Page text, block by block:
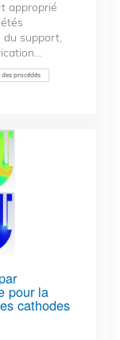
approprié
support,
procédés
pour la
cathodes